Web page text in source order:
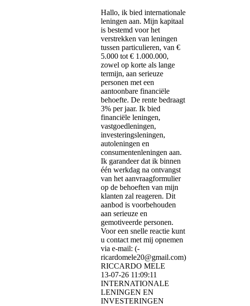
Hallo, ik bied internationale
leningen aan. Mijn kapitaal
is bestemd voor het
verstrekken van leningen
tussen particulieren, van €
5.000 tot € 1.000.000,
zowel op korte als lange
termijn, aan serieuze
personen met een
aantoonbare financiële
behoefte. De rente bedraagt ​​
3% per jaar. Ik bied
financiële leningen,
vastgoedleningen,
investeringsleningen,
autoleningen en
consumentenleningen aan.
Ik garandeer dat ik binnen
één werkdag na ontvangst
van het aanvraagformulier
op de behoeften van mijn
klanten zal reageren. Dit
aanbod is voorbehouden
aan serieuze en
gemotiveerde personen.
Voor een snelle reactie kunt
u contact met mij opnemen
via e-mail: (­
ricardomele20@­gmail.­com)­
RICCARDO MELE
13-07-26 11:09:11
INTERNATIONALE
LENINGEN EN
INVESTERINGEN